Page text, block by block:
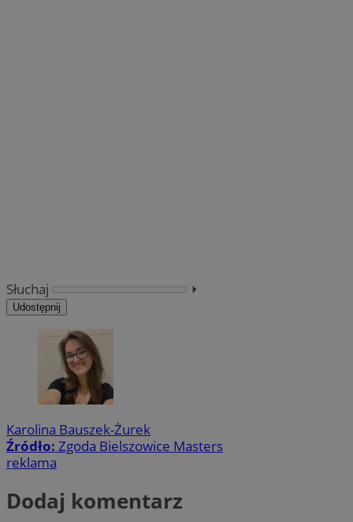
Słuchaj ⏵︎
Udostępnij
Karolina Bauszek-Żurek
Źródło: Zgoda Bielszowice Masters
reklama
Dodaj komentarz